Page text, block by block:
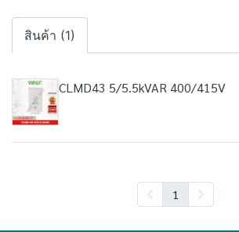
สินค้า (1)
CLMD43 5/5.5kVAR 400/415V
1